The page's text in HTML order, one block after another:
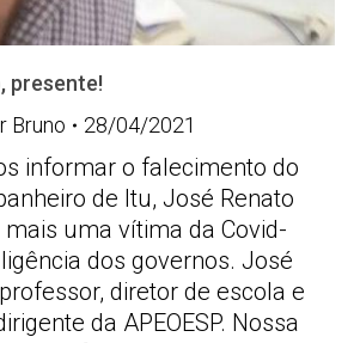
presente!
Bruno 28/04/2021
informar o falecimento do
de Itu, José Renato
mais uma vítima da Covid-
dos governos. José
diretor de escola e
da APEOESP. Nossa